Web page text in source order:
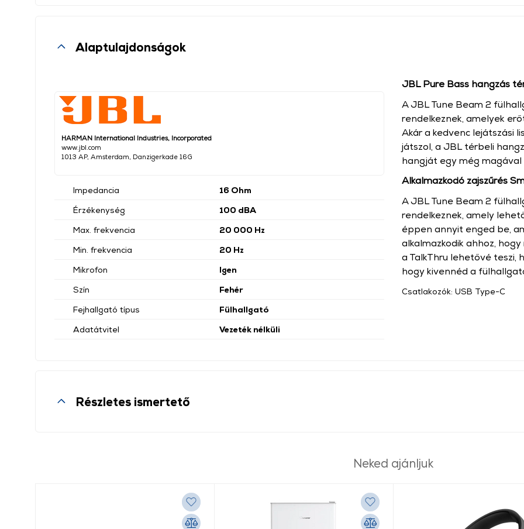
Alaptulajdonságok
HARMAN International Industries, Incorporated
www.jbl.com
1013 AP, Amsterdam, Danzigerkade 16G
Impedancia
16 Ohm
Érzékenység
100 dBA
Max. frekvencia
20 000 Hz
Min. frekvencia
20 Hz
Mikrofon
Igen
Szín
Fehér
Fejhallgató típus
Fülhallgató
Adatátvitel
Vezeték nélküli
JBL Pure Bass hangzás
A JBL Tune Beam 2
rendelkeznek, amelyek
Akár a kedvenc lejátszási
játszol, a JBL térbeli
hangját egy még
Alkalmazkodó zajszűrés
A JBL Tune Beam 2
rendelkeznek, amely
éppen annyit enged be,
alkalmazkodik ahhoz,
a TalkThru lehetővé teszi,
hogy kivennéd a
Csatlakozók: USB Type-C
Részletes ismertető
Neked ajánljuk